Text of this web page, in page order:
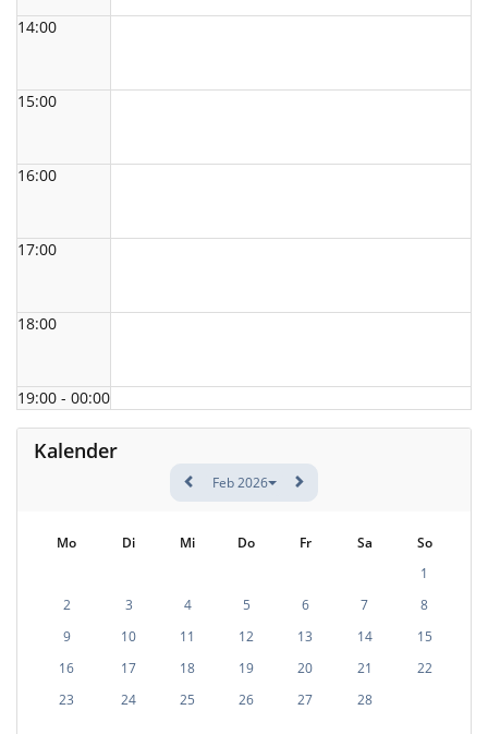
14:00
15:00
16:00
17:00
18:00
19:00 - 00:00
Kalender
Feb 2026
Mo Di Mi Do Fr Sa
So
1
2
3 4 5 6 7
8
9
10 11 12 13 14
15
16
17 18 19 20 21
22
23
24 25 26 27 28